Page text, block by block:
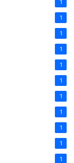
1
1
1
1
1
1
1
1
1
1
1